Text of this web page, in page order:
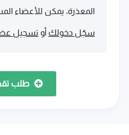
المعذرة، يمكن للأعضاء
سجّل دخولك أو تسجيل
طلب